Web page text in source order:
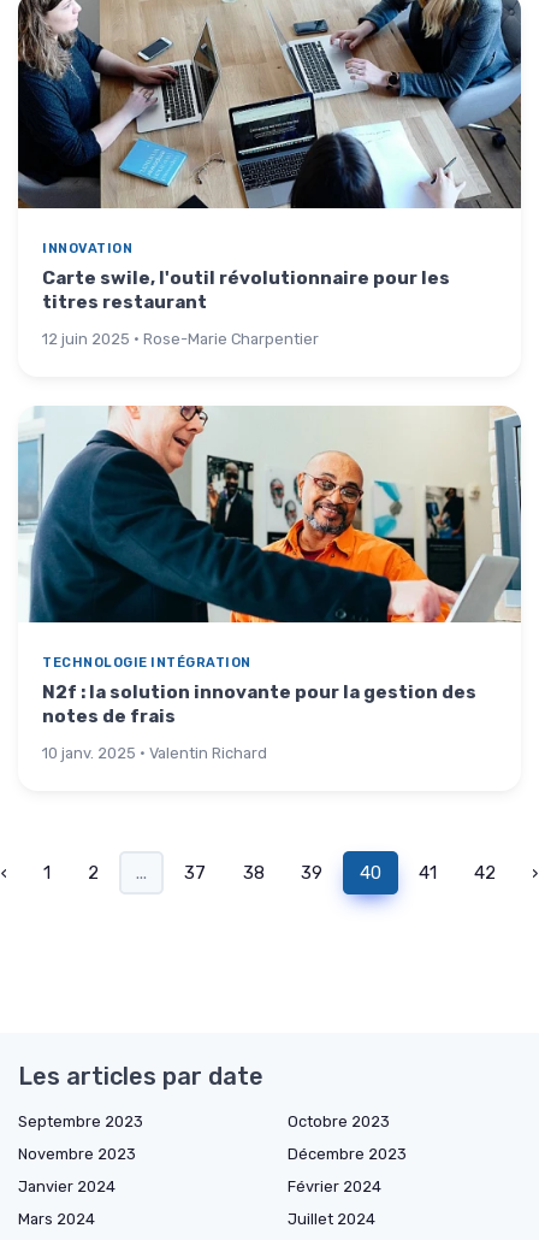
INNOVATION
Carte swile, l'outil révolutionnaire pour les
titres restaurant
12 juin 2025 · Rose-Marie Charpentier
TECHNOLOGIE INTÉGRATION
N2f : la solution innovante pour la gestion des
notes de frais
10 janv. 2025 · Valentin Richard
‹ 1 2 ... 37 38 39 40 41 42 ›
Les articles par date
Septembre 2023
Octobre 2023
Novembre 2023
Décembre 2023
Janvier 2024
Février 2024
Mars 2024
Juillet 2024